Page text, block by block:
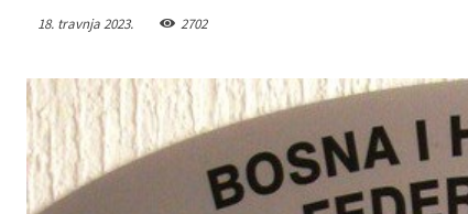
18. travnja 2023. 2702